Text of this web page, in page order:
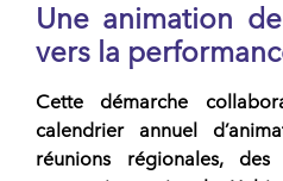
Une animation
vers la
Cette démarche
calendrier annuel
réunions régionales,